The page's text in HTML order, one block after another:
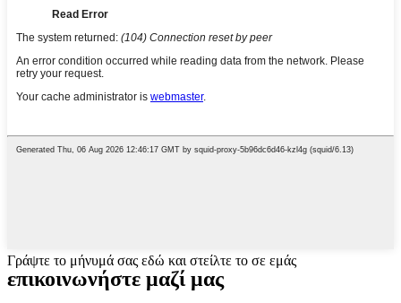
Γράψτε το μήνυμά σας εδώ και στείλτε το σε εμάς
επικοινωνήστε μαζί μας